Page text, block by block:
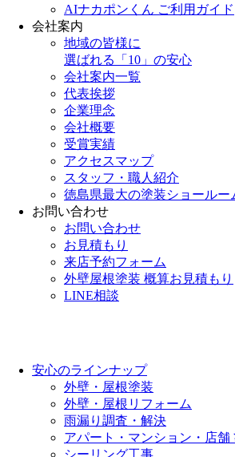
AIナカポンくん ご利用ガイド
会社案内
地域の皆様に
選ばれる「10」の安心
会社案内一覧
代表挨拶
企業理念
会社概要
受賞実績
アクセスマップ
スタッフ・職人紹介
徳島県最大の塗装ショールー
お問い合わせ
お問い合わせ
お見積もり
来店予約フォーム
外壁屋根塗装 概算お見積もり
LINE相談
安心のラインナップ
外壁・屋根塗装
外壁・屋根リフォーム
雨漏り調査・解決
アパート・マンション・店舗
シーリング工事